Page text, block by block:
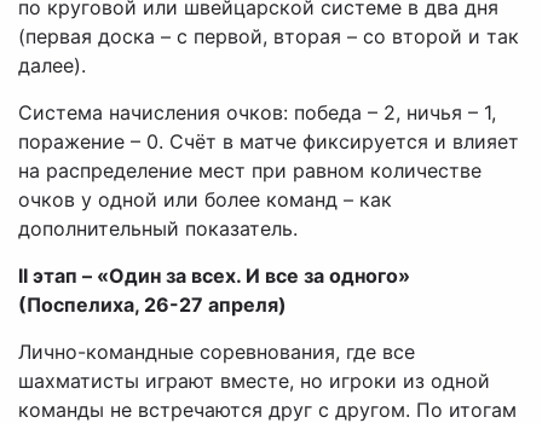
по круговой или швейцарской системе в два дня
(первая доска – с первой, вторая – со второй и так
далее).
Система начисления очков: победа – 2, ничья – 1,
поражение – 0. Счёт в матче фиксируется и влияет
на распределение мест при равном количестве
очков у одной или более команд – как
дополнительный показатель.
II этап – «Один за всех. И все за одного»
(Поспелиха, 26-27 апреля)
Лично-командные соревнования, где все
шахматисты играют вместе, но игроки из одной
команды не встречаются друг с другом. По итогам